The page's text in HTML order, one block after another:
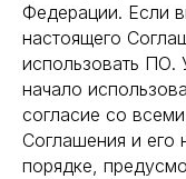
Федерации. Если
настоящего
использовать ПО.
начало
согласие со
Соглашения и его
порядке,